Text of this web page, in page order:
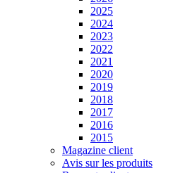
2025
2024
2023
2022
2021
2020
2019
2018
2017
2016
2015
Magazine client
Avis sur les produits